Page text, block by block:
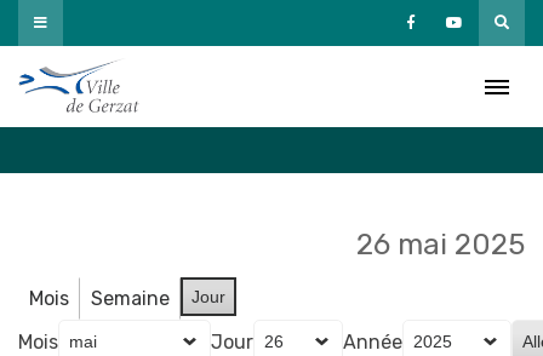
Passer
au
contenu
26 mai 2025
Mois Semaine Jour
Mois Jour
Année